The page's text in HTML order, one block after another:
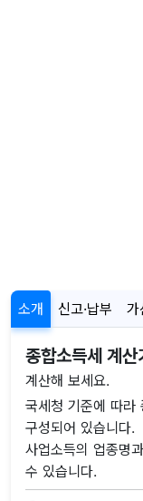
소개 신고·납부 가
종합소득세 계산
계산해 보세요.
국세청 기준에 따라
구성되어 있습니다.
사업소득의 업종명
수 있습니다.